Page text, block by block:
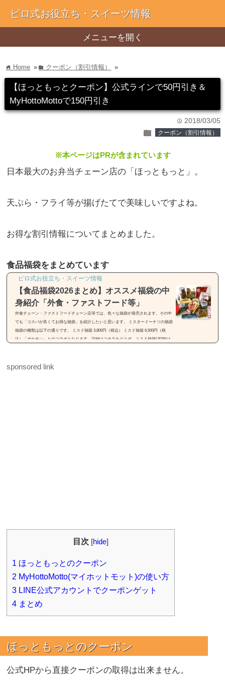
ピロ式お役立ち・スイーツ情報
メニューを開く
home Home » folder クーポン（割引情報） »
【ほっともっとクーポン】公式ラインで50円引き＆
MyHottoMottoで150円引き
time 2018/03/05
folder クーポン（割引情報）
※本ページはPRが含まれています
日本最大のお弁当チェーン店の「ほっともっと」。
天ぷら・フライ等が揚げたてで美味しいですよね。
お得な割引情報についてまとめました。
食品福袋をまとめています
ピロ式お役立ち・スイーツ情報
【食品福袋2026まとめ】オススメ福袋の中
身紹介「外食・ファストフード等」
外食チェーン・ファストフードチェーン店等では、色々な福袋が発売されます。その中
でも「コスパが良くてお得な福袋」を紹介したいと思います。 ミスタードーナツの福袋
福袋の種類は以下の通りです。 ミスド福箱 3,800円（税込） ミスド福箱 6,500円（税
込）「ポケモン」とのコラボとなります。詳細はコチラをどうぞ。ミスド福袋(2026)は
3,500円）福袋は2種類...
sponsored link
目次 [hide]
1 ほっともっとのクーポン
2 MyHottoMotto(マイホットモット)の使い方
3 LINE公式アカウントでクーポンゲット
4 まとめ
ほっともっとのクーポン
公式HPから直接クーポンの取得は出来ません。